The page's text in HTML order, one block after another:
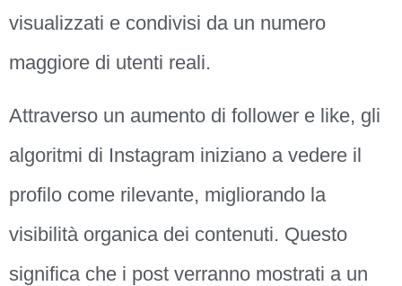
visualizzati e condivisi da un numero
maggiore di utenti reali.
Attraverso un aumento di follower e like, gli
algoritmi di Instagram iniziano a vedere il
profilo come rilevante, migliorando la
visibilità organica dei contenuti. Questo
significa che i post verranno mostrati a un